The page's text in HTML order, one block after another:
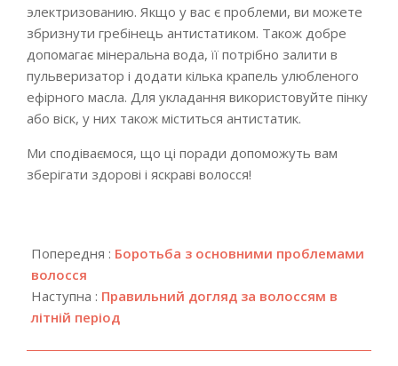
электризованию. Якщо у вас є проблеми, ви можете
збризнути гребінець антистатиком. Також добре
допомагає мінеральна вода, її потрібно залити в
пульверизатор і додати кілька крапель улюбленого
ефірного масла. Для укладання використовуйте пінку
або віск, у них також міститься антистатик.
Ми сподіваємося, що ці поради допоможуть вам
зберігати здорові і яскраві волосся!
12-
17
Попередня : Боротьба з основними проблемами
волосся
Наступна : Правильний догляд за волоссям в
літній період